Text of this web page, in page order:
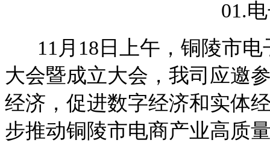
01.
11月18日上午，铜陵市电
大会暨成立大会，我司应邀
经济，促进数字经济和实体
步推动铜陵市电商产业高质